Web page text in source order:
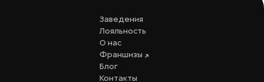
Заведения
Лояльность
О нас
Франшизы
Блог
Контакты